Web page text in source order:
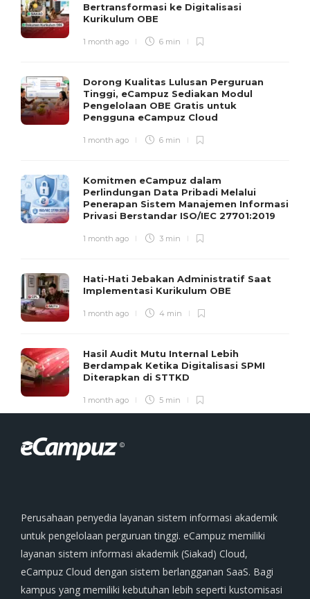
Bertransformasi ke Digitalisasi
Kurikulum OBE
1 month ago 6 min
Dorong Kualitas Lulusan Perguruan
Tinggi, eCampuz Sediakan Modul
Pengelolaan OBE Gratis untuk
Pengguna eCampuz Cloud
1 month ago 6 min
Komitmen eCampuz dalam
Perlindungan Data Pribadi Melalui
Penerapan Sistem Manajemen Informasi
Privasi Berstandar ISO/IEC 27701:2019
1 month ago 3 min
Hati-Hati Jebakan Administratif Saat
Implementasi Kurikulum OBE
1 month ago 4 min
Hasil Audit Mutu Internal Lebih
Berdampak Ketika Digitalisasi SPMI
Diterapkan di STTKD
1 month ago 5 min
Perusahaan penyedia layanan sistem informasi akademik
untuk pengelolaan perguruan tinggi. eCampuz memiliki
layanan sistem informasi akademik (Siakad) Cloud,
eCampuz Cloud dengan sistem berlangganan SaaS. Bagi
kampus yang memiliki kebutuhan lebih seperti kustomisasi